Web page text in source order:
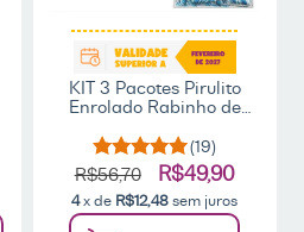
KIT 3 Pacotes Pirulito
Enrolado Rabinho de
(19)
R$56,70 R$49,90
4x de R$12,48sem juros